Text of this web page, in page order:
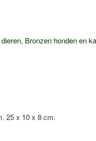
, Bronzen honden en
25 x 10 x 8 cm.